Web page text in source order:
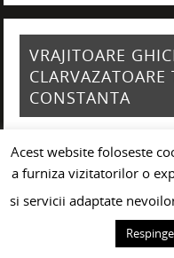
VRAJITOARE
CONSTANTA
Acest website foloseste
a furniza vizitatorilor o
si servicii adaptate
Respinge